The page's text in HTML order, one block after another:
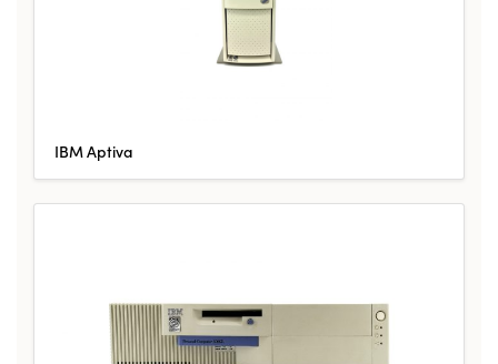
IBM Aptiva